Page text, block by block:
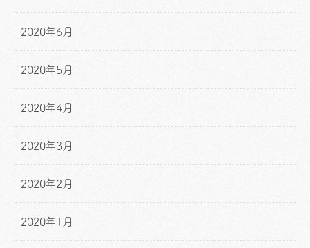
2020年6月
2020年5月
2020年4月
2020年3月
2020年2月
2020年1月